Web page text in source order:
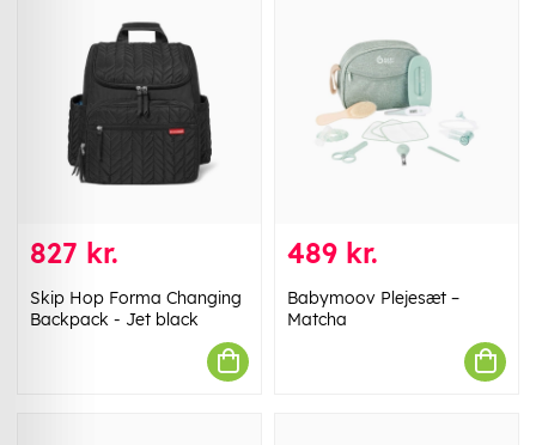
827 kr.
Skip Hop Forma Changing
Backpack - Jet black
489 kr.
Babymoov Plejesæt –
Matcha